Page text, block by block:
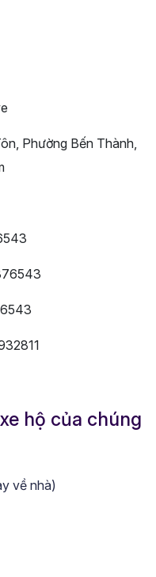
Phường Bến Thành,
hộ của chúng
về nhà)